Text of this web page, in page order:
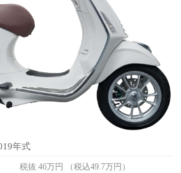
年式
税抜 46万円 （税込49.7万円）